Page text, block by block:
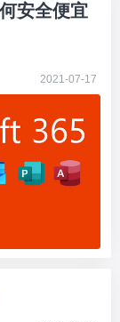
安全便宜
2021-07-17